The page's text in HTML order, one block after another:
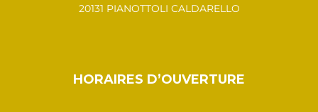
20131 PIANOTTOLI CALDARELLO
HORAIRES D’OUVERTURE